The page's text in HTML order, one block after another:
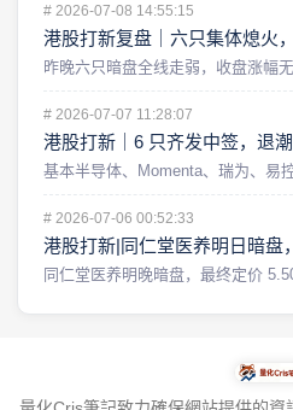
# 2026-07-08 14:55:15
港股打新复盘｜六只集体熄火
# 2026-07-07 11:28:07
港股打新｜6 只齐发中签，退
基本半导体、Momenta、瑞为、易
# 2026-07-06 00:52:33
港股打新|同仁堂医养明日暗盘
同仁堂医养明晚暗盘，最终定价